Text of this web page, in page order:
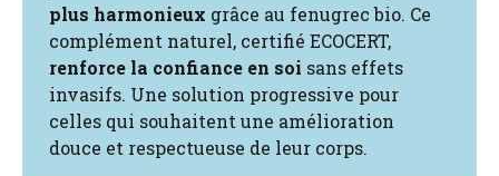
plus harmonieux grâce au fenugrec bio. Ce
complément naturel, certifié ECOCERT,
renforce la confiance en soi sans effets
invasifs. Une solution progressive pour
celles qui souhaitent une amélioration
douce et respectueuse de leur corps.